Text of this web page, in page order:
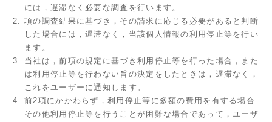
には，遅滞なく必要な調査を行います。
項の調査結果に基づき，その請求に応じる必要があると判断
した場合には，遅滞なく，当該個人情報の利用停止等を行い
ます。
当社は，前項の規定に基づき利用停止等を行った場合，また
は利用停止等を行わない旨の決定をしたときは，遅滞なく，
これをユーザーに通知します。
前2項にかかわらず，利用停止等に多額の費用を有する場合
その他利用停止等を行うことが困難な場合であって，ユーザ